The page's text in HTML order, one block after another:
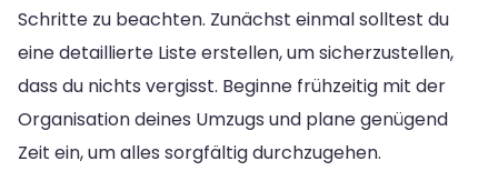
Schritte zu beachten. Zunächst einmal solltest du
eine detaillierte Liste erstellen, um sicherzustellen,
dass du nichts vergisst. Beginne frühzeitig mit der
Organisation deines Umzugs und plane genügend
Zeit ein, um alles sorgfältig durchzugehen.